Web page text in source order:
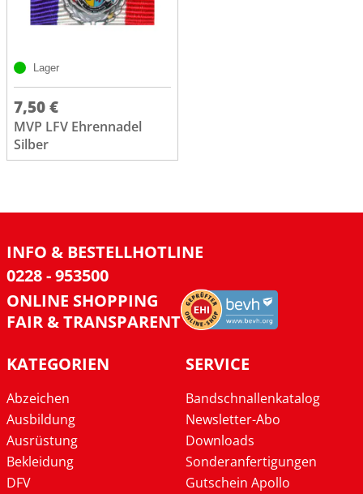
Lager
7,50 €
MVP LFV Ehrennadel
Silber
INFO & BESTELLHOTLINE
0228 - 953500
ONLINE SHOPPING
FAIR & TRANSPARENT
KATEGORIEN
Abzeichen
Ausbildung
Ausrüstung
Bekleidung
DFV
SERVICE
Bandschnallenkatalog
Newsletter-Abo
Downloads
Sonderanfertigungen
Gutschein Apollo